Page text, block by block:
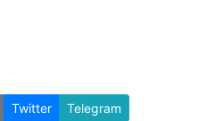
Twitter Telegram